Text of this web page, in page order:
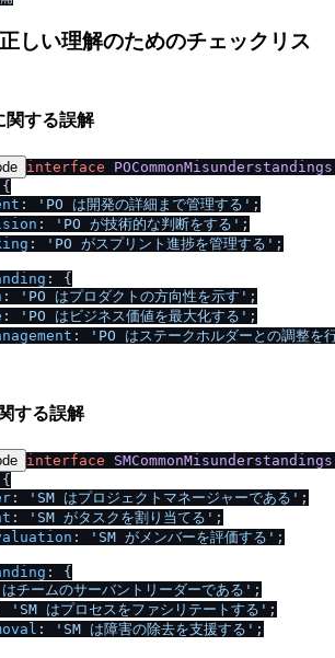
しい理解のためのチェックリス
する誤解
interface POCommonMisunderstandings
: 'PO は開発の詳細まで管理する' ;
: 'PO が技術的な判断をする' ;
: 'PO がスプリント進捗を管理する' ;
: {
: 'PO はプロダクトの方向性を示す' ;
: 'PO はビジネス価値を最大化する' ;
:
'PO はステークホルダーとの調整を
する誤解
interface SMCommonMisunderstandings
: 'SM はプロジェクトマネージャーである' ;
: 'SM がタスクを割り当てる' ;
: 'SM がメンバーを評価する' ;
: {
チームのサーバントリーダーである' ;
'SM はプロセスをファシリテートする' ;
: 'SM は障害の除去を支援する' ;